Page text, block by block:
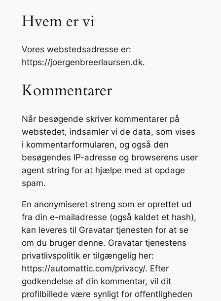
Hvem er vi
Vores webstedsadresse er:
https://joergenbreerlaursen.dk.
Kommentarer
Når besøgende skriver kommentarer på
webstedet, indsamler vi de data, som vises
i kommentarformularen, og også den
besøgendes IP-adresse og browserens user
agent string for at hjælpe med at opdage
spam.
En anonymiseret streng som er oprettet ud
fra din e-mailadresse (også kaldet et hash),
kan leveres til Gravatar tjenesten for at se
om du bruger denne. Gravatar tjenestens
privatlivspolitik er tilgængelig her:
https://automattic.com/privacy/. Efter
godkendelse af din kommentar, vil dit
profilbillede være synligt for offentligheden